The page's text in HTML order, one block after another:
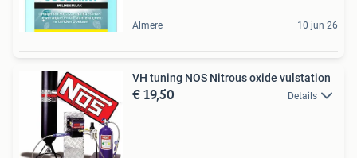
Almere 10 jun 26
VH tuning NOS Nitrous oxide vulstation
€ 19,50 Details